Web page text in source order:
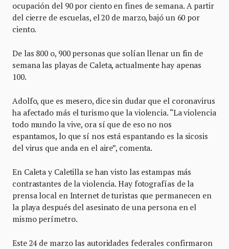
ocupación del 90 por ciento en fines de semana. A partir
del cierre de escuelas, el 20 de marzo, bajó un 60 por
ciento.
De las 800 o, 900 personas que solían llenar un fin de
semana las playas de Caleta, actualmente hay apenas
100.
Adolfo, que es mesero, dice sin dudar que el coronavirus
ha afectado más el turismo que la violencia. “La violencia
todo mundo la vive, ora sí que de eso no nos
espantamos, lo que sí nos está espantando es la sicosis
del virus que anda en el aire”, comenta.
En Caleta y Caletilla se han visto las estampas más
contrastantes de la violencia. Hay fotografías de la
prensa local en Internet de turistas que permanecen en
la playa después del asesinato de una persona en el
mismo perímetro.
Este 24 de marzo las autoridades federales confirmaron